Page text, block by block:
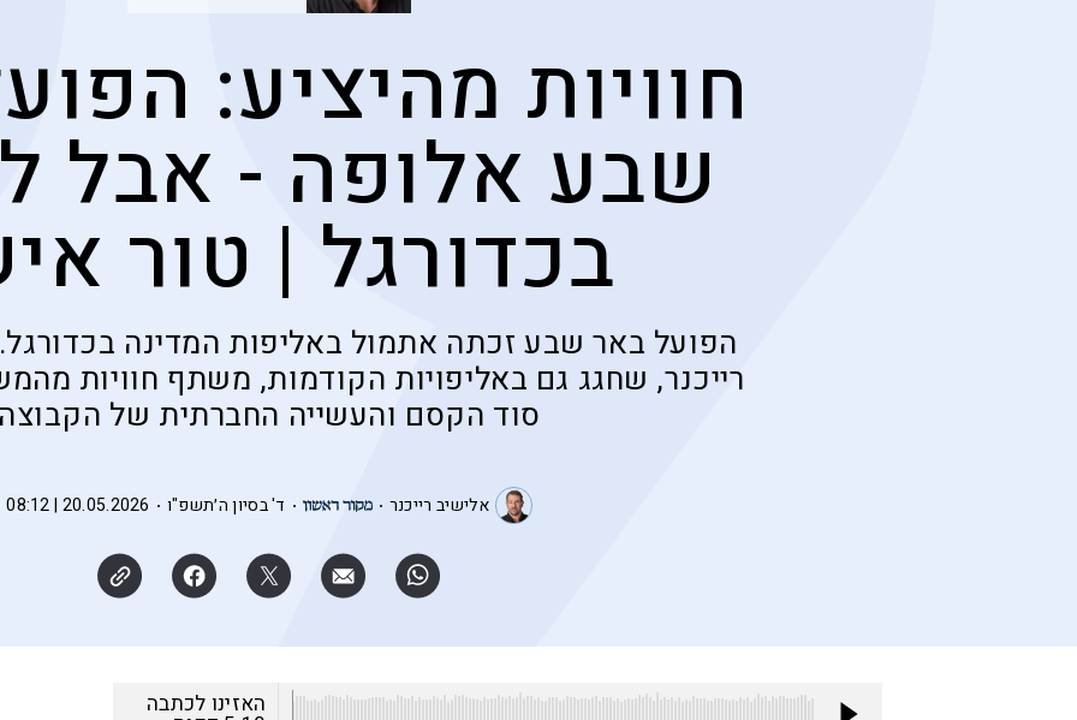
חוויות מהיציע:
שבע אלופה - אבל
בכדורגל | טור
הפועל באר שבע זכתה אתמול באליפות המדינה
רייכנר, שחגג גם באליפויות הקודמות, משתף חוויות
סוד הקסם והעשייה החברתית של הקבוצה
אלישיב רייכנר ד' בסיון ה׳תשפ"ו 20.05.2026 | 08:12
האזינו לכתבה